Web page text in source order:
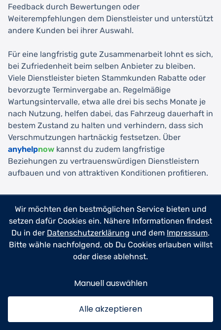
Feedback durch Bewertungen oder
Weiterempfehlungen dem Dienstleister und unterstützt
andere Kunden bei ihrer Auswahl.
Für eine langfristig gute Zusammenarbeit lohnt es sich,
bei Zufriedenheit beim selben Anbieter zu bleiben.
Viele Dienstleister bieten Stammkunden Rabatte oder
bevorzugte Terminvergabe an. Regelmäßige
Wartungsintervalle, etwa alle drei bis sechs Monate je
nach Nutzung, helfen dabei, das Fahrzeug dauerhaft in
bestem Zustand zu halten und verhindern, dass sich
Verschmutzungen hartnäckig festsetzen. Über
anyhelpnow kannst du zudem langfristige
Beziehungen zu vertrauenswürdigen Dienstleistern
aufbauen und von attraktiven Konditionen profitieren.
Angebot einholen
Autoaufbereitung
Die Autoaufbereitung entwickelt sich kontinuierlich
Wir möchten den bestmöglichen Service bieten und
setzen dafür Cookies ein. Nähere Informationen findest
Du in der Datenschutzerklärung und dem Impressum.
Bitte wähle nachfolgend, ob Du Cookies erlauben willst
oder diese ablehnst.
Manuell auswählen
Alle akzeptieren